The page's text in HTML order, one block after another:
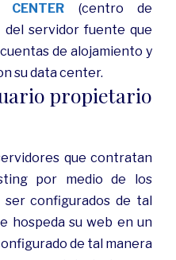
CENTER (centro de
del servidor fuente que
de alojamiento y
su data center.
propietario
que contratan
por medio de los
ser configurados de tal
hospeda su web en un
de tal manera